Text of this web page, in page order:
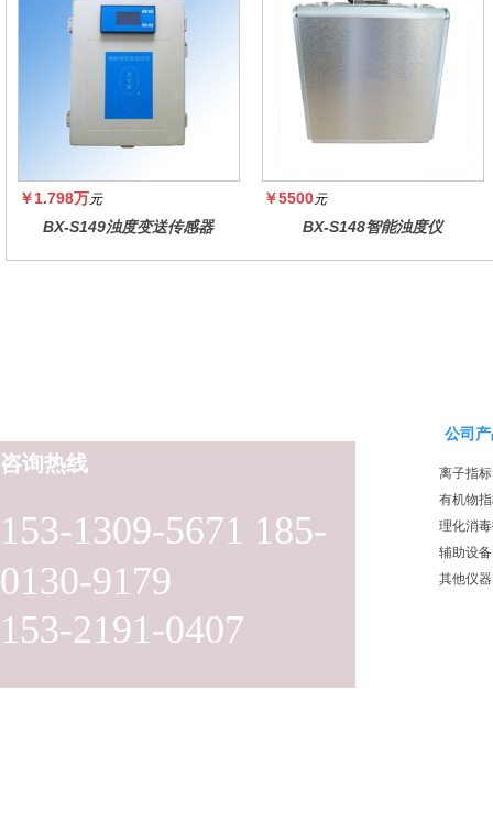
￥1.798万元
BX-S149浊度变送传感器
￥5500元
BX-S148智能浊度仪
153-1309-5671 185-
0130-9179
153-2191-0407
咨询热线
公司
离子指标
有机物
理化消
辅助设备
其他仪器